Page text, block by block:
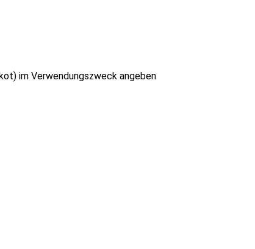
im Verwendungszweck angeben